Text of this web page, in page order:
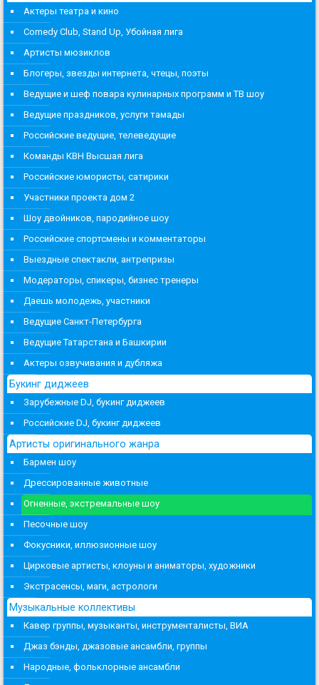
Актеры театра и кино
Comedy Club, Stand Up, Убойная лига
Артисты мюзиклов
Блогеры, звезды интернета, чтецы, поэты
Ведущие и шеф повара кулинарных программ и ТВ шоу
Ведущие праздников, услуги тамады
Российские ведущие, телеведущие
Команды КВН Высшая лига
Российские юмористы, сатирики
Участники проекта дом 2
Шоу двойников, пародийное шоу
Российские спортсмены и комментаторы
Выездные спектакли, антрепризы
Модераторы, спикеры, бизнес тренеры
Даешь молодежь, участники
Ведущие Санкт-Петербурга
Ведущие Татарстана и Башкирии
Актеры озвучивания и дубляжа
Букинг диджеев
Зарубежные DJ, букинг диджеев
Российские DJ, букинг диджеев
Артисты оригинального жанра
Бармен шоу
Дрессированные животные
Огненные, экстремальные шоу
Песочные шоу
Фокусники, иллюзионные шоу
Цирковые артисты, клоуны и аниматоры, художники
Экстрасенсы, маги, астрологи
Музыкальные коллективы
Кавер группы, музыканты, инструменталисты, ВИА
Джаз бэнды, джазовые ансамбли, группы
Народные, фольклорные ансамбли